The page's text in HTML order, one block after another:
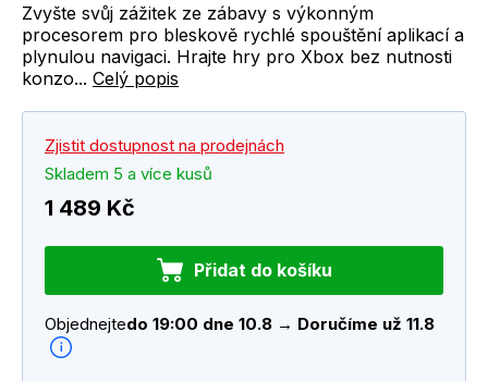
Zvyšte svůj zážitek ze zábavy s výkonným
procesorem pro bleskově rychlé spouštění aplikací a
plynulou navigaci. Hrajte hry pro Xbox bez nutnosti
konzo... Celý popis
Zjistit dostupnost na prodejnách
Skladem 5 a více kusů
1 489 Kč
Přidat do košíku
Objednejtedo 19:00 dne 10.8 → Doručíme už 11.8